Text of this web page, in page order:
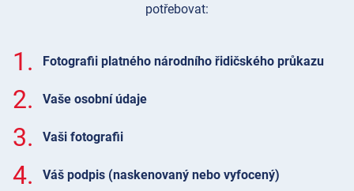
potřebovat:
1. Fotografii platného národního řidičského průkazu
2. Vaše osobní údaje
3. Vaši fotografii
4. Váš podpis (naskenovaný nebo vyfocený)